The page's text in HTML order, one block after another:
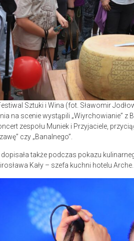
Sztuki i Wina (fot. Sławomir
na scenie wystąpili „Wiyrchowianie” z
zespołu Muniek i Przyjaciele,
czy „Banalnego”.
także podczas pokazu
Kały – szefa kuchni hotelu Arche.